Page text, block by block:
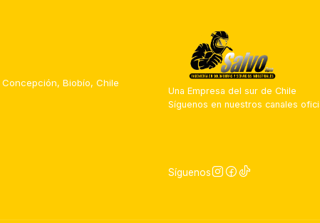
Biobío, Chile
Una Empresa del sur de Chile
Síguenos en nuestros canales
Síguenos